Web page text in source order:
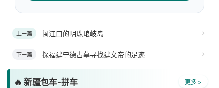
上一篇 闽江口的明珠琅岐岛
下一篇 探福建宁德古墓寻找建文帝的足迹
🔥 新疆包车-拼车 更多 >